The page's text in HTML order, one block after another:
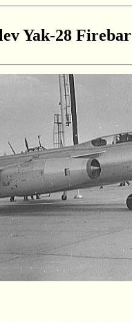
Yak-28 Firebar